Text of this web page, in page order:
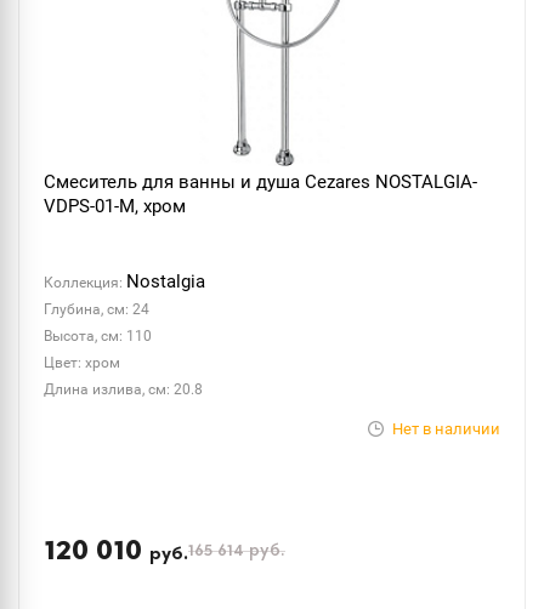
Смеситель для ванны и душа Cezares NOSTALGIA-
VDPS-01-M, хром
Коллекция: Nostalgia
Глубина, см: 24
Высота, см: 110
Цвет: хром
Длина излива, см: 20.8
Нет в наличии
120 010 руб.165 614руб.